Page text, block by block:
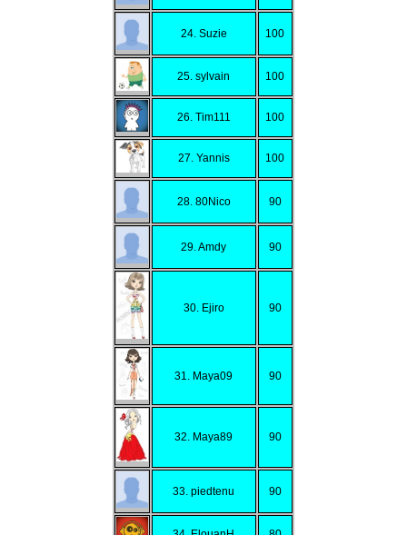
24. Suzie 100
25. sylvain 100
26. Tim111 100
27. Yannis 100
28. 80Nico 90
29. Amdy 90
30. Ejiro 90
31. Maya09 90
32. Maya89 90
33. piedtenu 90